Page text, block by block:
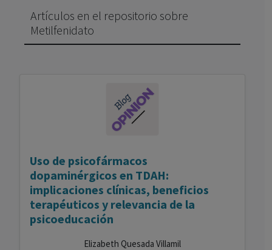
Artículos en el repositorio sobre
Metilfenidato
Uso de psicofármacos
dopaminérgicos en TDAH:
implicaciones clínicas, beneficios
terapéuticos y relevancia de la
psicoeducación
Elizabeth Quesada Villamil